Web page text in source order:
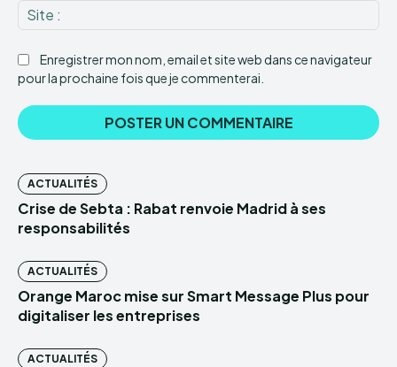
:
Enregistrer mon nom, email et site web dans ce navigateur
pour la prochaine fois que je commenterai.
ACTUALITÉS
Crise de Sebta : Rabat renvoie Madrid à ses
responsabilités
ACTUALITÉS
Orange Maroc mise sur Smart Message Plus pour
digitaliser les entreprises
ACTUALITÉS